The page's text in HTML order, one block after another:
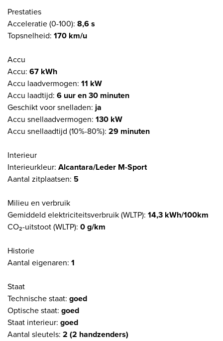
Prestaties
Acceleratie (0-100): 8,6 s
Topsnelheid: 170 km/u
Accu
Accu: 67 kWh
Accu laadvermogen: 11 kW
Accu laadtijd: 6 uur en 30 minuten
Geschikt voor snelladen: ja
Accu snellaadvermogen: 130 kW
Accu snellaadtijd (10%-80%): 29 minuten
Interieur
Interieurkleur: Alcantara/Leder M-Sport
Aantal zitplaatsen: 5
Milieu en verbruik
Gemiddeld elektriciteitsverbruik (WLTP): 14,3 kWh/100km
CO₂-uitstoot (WLTP): 0 g/km
Historie
Aantal eigenaren: 1
Staat
Technische staat: goed
Optische staat: goed
Staat interieur: goed
Aantal sleutels: 2 (2 handzenders)